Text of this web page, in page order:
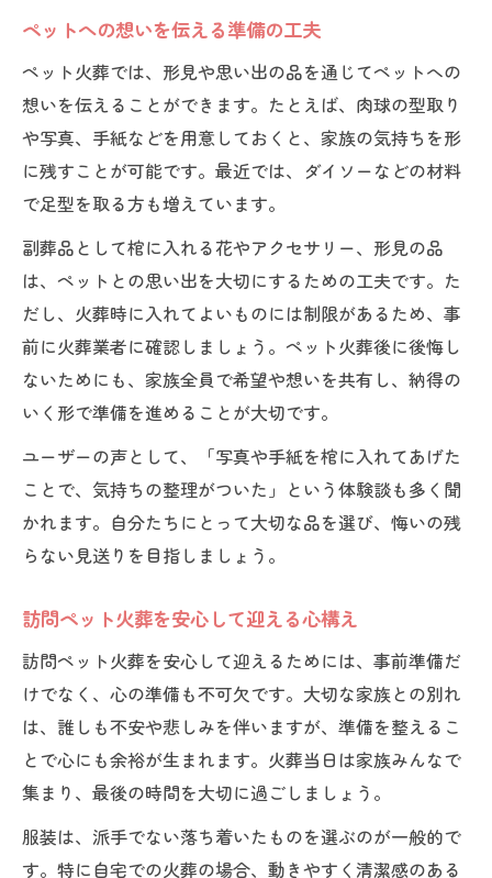
ペットへの想いを伝える準備の工夫
ペット火葬では、形見や思い出の品を通じてペットへの
想いを伝えることができます。たとえば、肉球の型取り
や写真、手紙などを用意しておくと、家族の気持ちを形
に残すことが可能です。最近では、ダイソーなどの材料
で足型を取る方も増えています。
副葬品として棺に入れる花やアクセサリー、形見の品
は、ペットとの思い出を大切にするための工夫です。た
だし、火葬時に入れてよいものには制限があるため、事
前に火葬業者に確認しましょう。ペット火葬後に後悔し
ないためにも、家族全員で希望や想いを共有し、納得の
いく形で準備を進めることが大切です。
ユーザーの声として、「写真や手紙を棺に入れてあげた
ことで、気持ちの整理がついた」という体験談も多く聞
かれます。自分たちにとって大切な品を選び、悔いの残
らない見送りを目指しましょう。
訪問ペット火葬を安心して迎える心構え
訪問ペット火葬を安心して迎えるためには、事前準備だ
けでなく、心の準備も不可欠です。大切な家族との別れ
は、誰しも不安や悲しみを伴いますが、準備を整えるこ
とで心にも余裕が生まれます。火葬当日は家族みんなで
集まり、最後の時間を大切に過ごしましょう。
服装は、派手でない落ち着いたものを選ぶのが一般的で
す。特に自宅での火葬の場合、動きやすく清潔感のある